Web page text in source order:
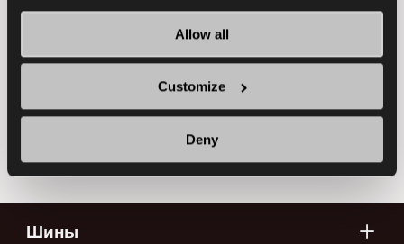
Allow all
Customize
Deny
ПРЕВОСХОДНАЯ ИЗНОСОСТОЙКОСТЬ
ТОПЛИВНАЯ ЭФФЕКТИВНОСТЬ
Шины